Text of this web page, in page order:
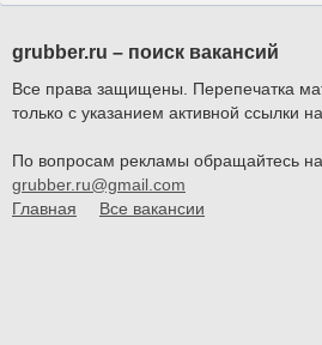
grubber.ru – поиск вакансий
Все права защищены. Перепечатка
только с указанием активной ссылки
По вопросам рекламы обращайтесь
grubber.ru@gmail.com
Главная
Все вакансии